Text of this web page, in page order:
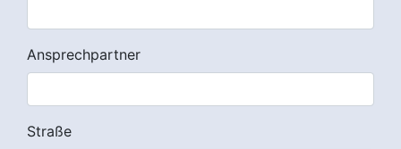
Ansprechpartner
Straße